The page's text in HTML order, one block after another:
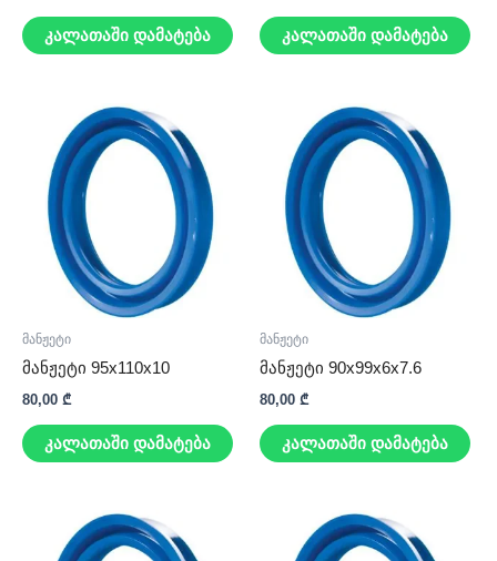
კალათაში დამატება კალათაში დამატება
მანჟეტი
მანჟეტი 95x110x10
80,00 ₾
კალათაში დამატება
მანჟეტი
მანჟეტი 90x99x6x7.6
80,00 ₾
კალათაში დამატება